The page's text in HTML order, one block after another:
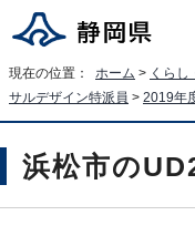
現在の位置： ホーム > くらし
サルデザイン特派員 > 2019年
浜松市の